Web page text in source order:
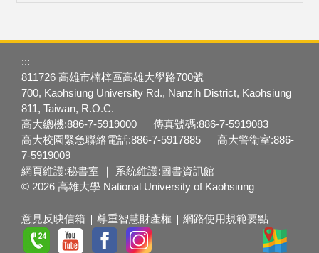
:::
811726 高雄市楠梓區高雄大學路700號
700, Kaohsiung University Rd., Nanzih District, Kaohsiung
811, Taiwan, R.O.C.
高大總機:886-7-5919000 ｜ 傳真號碼:886-7-5919083
高大校園緊急聯絡電話:886-7-5917885 ｜ 高大警衛室:886-
7-5919009
網頁維護:秘書室 ｜ 系統維護:圖書資訊館
© 2026 高雄大學 National University of Kaohsiung
意見反映信箱 尊重智慧財產權 網路使用規範要點